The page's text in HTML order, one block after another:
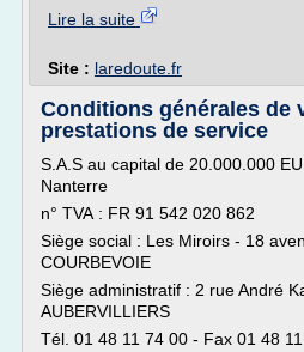
Lire la suite
Site : laredoute.fr
Conditions générales de
prestations de service
S.A.S au capital de 20.000.000
Nanterre
n° TVA : FR 91 542 020 862
Siège social : Les Miroirs - 18
COURBEVOIE
Siège administratif : 2 rue André
AUBERVILLIERS
Tél. 01 48 11 74 00 - Fax 01 48 11